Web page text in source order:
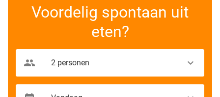
Voordelig spontaan uit
eten?